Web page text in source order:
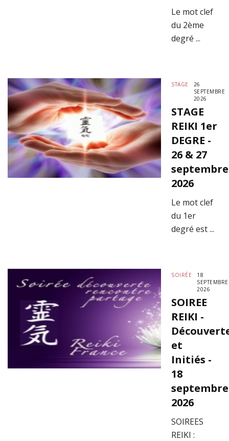
Le mot clef
du 2ème
degré ...
STAGE
26
SEPTEMBRE
2026
STAGE
REIKI 1er
DEGRE -
26 & 27
septembre
2026
Le mot clef
du 1er
degré est ...
SOIRÉE
18
SEPTEMBRE
2026
SOIREE
REIKI -
et
Initiés -
18
septembre
2026
SOIREES
REIKI :